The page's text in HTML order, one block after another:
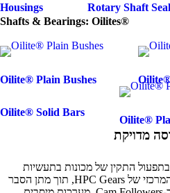
Housings
Rotary Shaft
Shafts & Bearings: Oilites®
Oilite® Plain Bushes
Oilite® Solid Bars
Oilite®
מדויקת
בתפעול התקין של מכונות בתעשיות
שונות. מאמר זה סוקר את ההיצע המרכזי של HPC Gears, תוך מתן הסבר